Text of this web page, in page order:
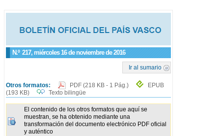
N.º 217, miércoles 16 de noviembre de 2016
Ir al sumario
Otros formatos: PDF (218 KB - 1 Pág.)
EPUB
(193 KB)
Texto bilingüe
El contenido de los otros formatos que aquí se
muestran, se ha obtenido mediante una
transformación del documento electrónico PDF oficial
y auténtico